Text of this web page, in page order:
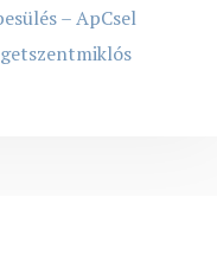
– ApCsel